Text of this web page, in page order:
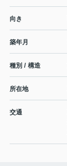
向き
築年月
種別 / 構造
所在地
交通